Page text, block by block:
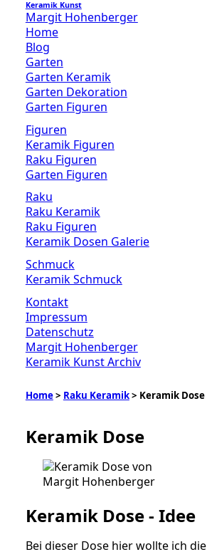
Keramik Kunst
Margit Hohenberger
Home
Blog
Garten
Garten Keramik
Garten Dekoration
Garten Figuren
Figuren
Keramik Figuren
Raku Figuren
Garten Figuren
Raku
Raku Keramik
Raku Figuren
Keramik Dosen Galerie
Schmuck
Keramik Schmuck
Kontakt
Impressum
Datenschutz
Margit Hohenberger
Keramik Kunst Archiv
Home> Raku Keramik> Keramik Dose
Keramik Dose
Keramik Dose - Idee
Bei dieser Dose hier wollte ich die